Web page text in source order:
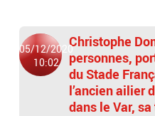
05/12/2020
10:02
Christophe
personnes,
du Stade
l’ancien ailier
dans le Var,